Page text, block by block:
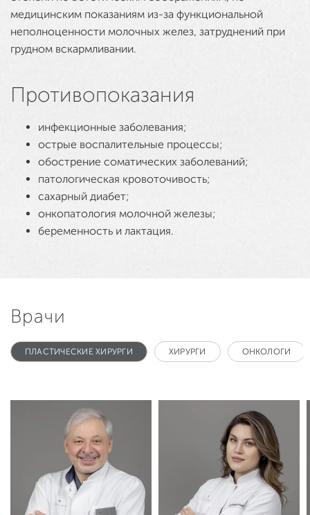
медицинским показаниям из-за функциональной
неполноценности молочных желез, затруднений при
грудном вскармливании.
Противопоказания
инфекционные заболевания;
острые воспалительные процессы;
обострение соматических заболеваний;
патологическая кровоточивость;
сахарный диабет;
онкопатология молочной железы;
беременность и лактация.
Врачи
ПЛАСТИЧЕСКИЕ ХИРУРГИ ХИРУРГИ ОНКОЛОГИ